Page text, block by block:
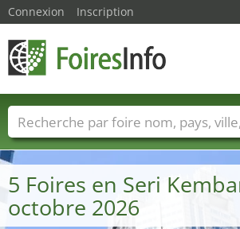
5 Foires en Seri
octobre 2026
Connexion Inscription
Foire noms Pays Villes
Secteurs du fournisseur de services